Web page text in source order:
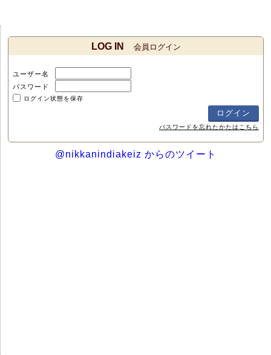
LOG IN 会員ログイン
ユーザー名
パスワード
ログイン状態を保存
パスワードを忘れたかたはこちら
@nikkanindiakeiz からのツイート